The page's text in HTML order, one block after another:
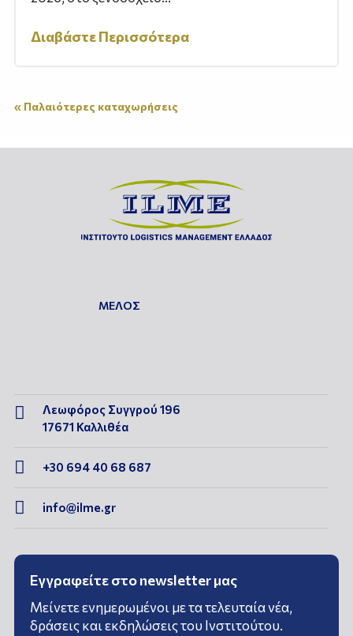
Διαβάστε Περισσότερα
« Παλαιότερες καταχωρήσεις
ΜΕΛΟΣ

Λεωφόρος Συγγρού 196
17671 Καλλιθέα
 +30 694 40 68 687
 info@ilme.gr
Εγγραφείτε στο newsletter μας
Μείνετε ενημερωμένοι με τα τελευταία νέα,
δράσεις και εκδηλώσεις του Ινστιτούτου.